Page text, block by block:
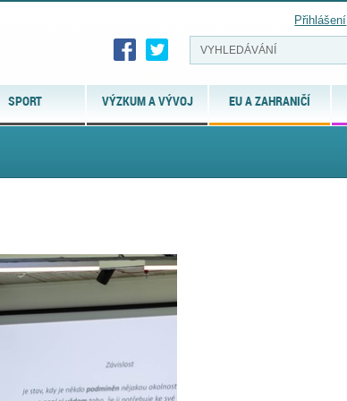
SPORT VÝZKUM A VÝVOJ EU A ZAHRANIČÍ
Přihlášení